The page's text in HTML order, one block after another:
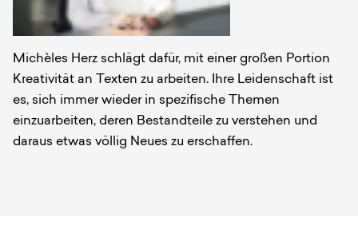
Michèles Herz schlägt dafür, mit einer großen Portion
Kreativität an Texten zu arbeiten. Ihre Leidenschaft ist
es, sich immer wieder in spezifische Themen
einzuarbeiten, deren Bestandteile zu verstehen und
daraus etwas völlig Neues zu erschaffen.